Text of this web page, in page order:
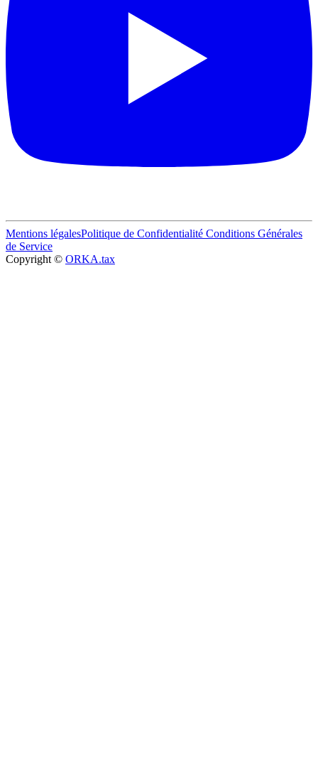
Mentions légalesPolitique de Confidentialité Conditions Générales
de Service
Copyright © ORKA.tax